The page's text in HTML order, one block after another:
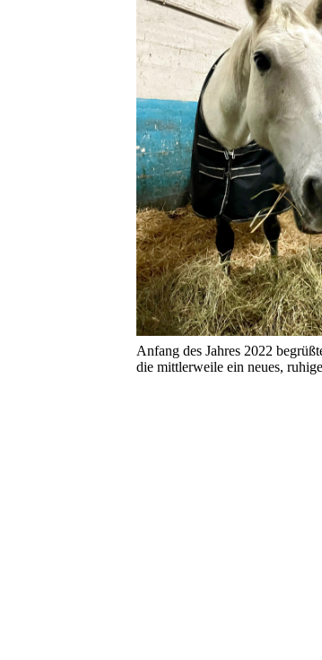
Anfang des Jahres 2022
die mittlerweile ein neues,